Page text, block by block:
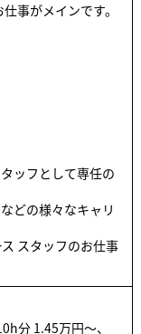
事がメインです。
ッフとして専任の
どの様々なキャリ
スタッフのお仕事
分 1.45万円～、